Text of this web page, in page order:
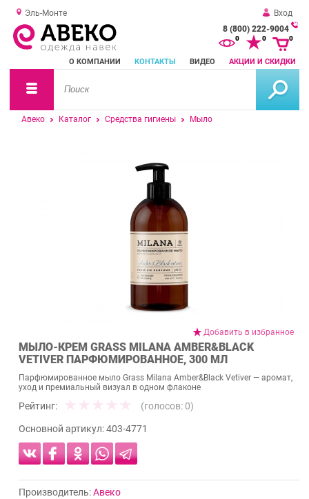
Эль-Монте
Вход
8 (800) 222-9004
О КОМПАНИИ КОНТАКТЫ ВИДЕО АКЦИИ И СКИДКИ
0 0 0
Авеко Каталог Средства гигиены Мыло
Добавить в избранное
МЫЛО-КРЕМ GRASS MILANA AMBER&BLACK
VETIVER ПАРФЮМИРОВАННОЕ, 300 МЛ
Парфюмированное мыло Grass Milana Amber&Black Vetiver — аромат,
уход и премиальный визуал в одном флаконе
Рейтинг: (голосов: 0)
Основной артикул:403-4771
Производитель:Авеко